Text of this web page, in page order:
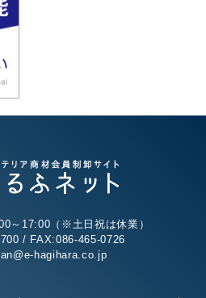
～17:00（※土日祝は休業）
/ FAX:086-465-0726
hagihara.co.jp